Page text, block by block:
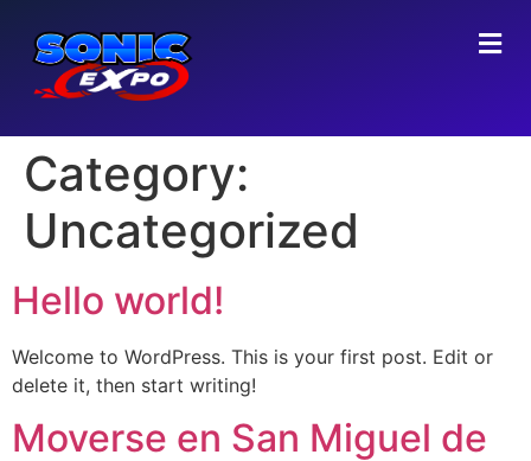
Category:
Uncategorized
Hello world!
Welcome to WordPress. This is your first post. Edit or
delete it, then start writing!
Moverse en San Miguel de